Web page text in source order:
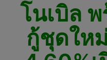
โนเบิล
กู้ชุดให